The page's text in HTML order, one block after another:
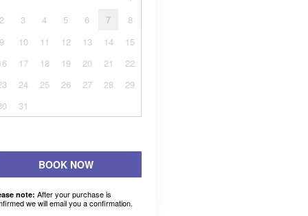
2
3 4 5 6 7
8
9
10 11 12 13 14
15
17 18 19 20 21
22
24 25 26 27 28
29
31
BOOK NOW
note: After your purchase is
we will email you a confirmation.